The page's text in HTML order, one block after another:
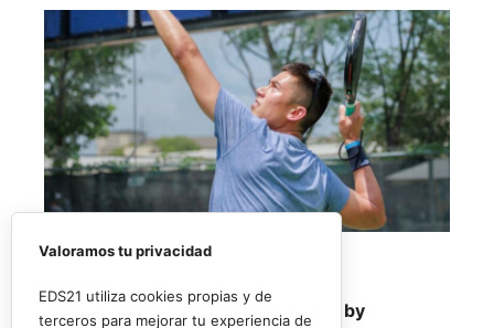
El Rafa Nadal Academy Padel Tour by
Valoramos tu privacidad
EDS21 utiliza cookies propias y de
terceros para mejorar tu experiencia de